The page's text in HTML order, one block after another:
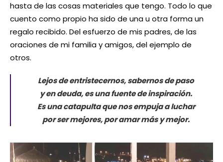
hasta de las cosas materiales que tengo. Todo lo que
cuento como propio ha sido de una u otra forma un
regalo recibido. Del esfuerzo de mis padres, de las
oraciones de mi familia y amigos, del ejemplo de
otros.
Lejos de entristecernos, sabernos de paso
y en deuda, es una fuente de inspiración.
Es una catapulta que nos empuja a luchar
por ser mejores, por amar más y mejor.